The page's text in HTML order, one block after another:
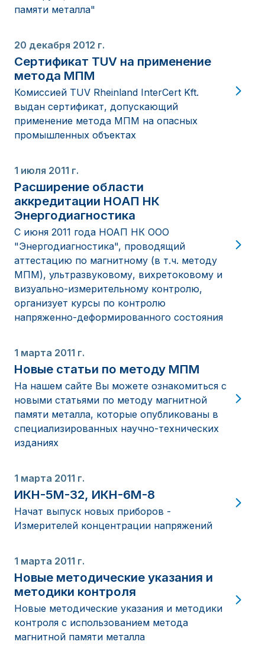
памяти металла"
20 декабря 2012 г.
Сертификат TUV на применение
метода МПМ
Комиссией TUV Rheinland InterCert Kft.
выдан сертификат, допускающий
применение метода МПМ на опасных
промышленных объектах
1 июля 2011 г.
Расширение области
аккредитации НОАП НК
Энергодиагностика
С июня 2011 года НОАП НК ООО
"Энергодиагностика", проводящий
аттестацию по магнитному (в т.ч. методу
МПМ), ультразвуковому, вихретоковому и
визуально-измерительному контролю,
организует курсы по контролю
напряженно-деформированного состояния
1 марта 2011 г.
Новые статьи по методу МПМ
На нашем сайте Вы можете ознакомиться с
новыми статьями по методу магнитной
памяти металла, которые опубликованы в
специализированных научно-технических
изданиях
1 марта 2011 г.
ИКН-5М-32, ИКН-6М-8
Начат выпуск новых приборов -
Измерителей концентрации напряжений
1 марта 2011 г.
Новые методические указания и
методики контроля
Новые методические указания и методики
контроля с использованием метода
магнитной памяти металла